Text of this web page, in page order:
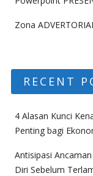
Zona
RECENT
4 Alasan Kunci
Penting bagi
Antisipasi
Diri Sebelum